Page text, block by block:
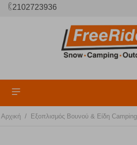
2102723936
Αρχική / Εξοπλισμός Βουνού & Είδη Camping